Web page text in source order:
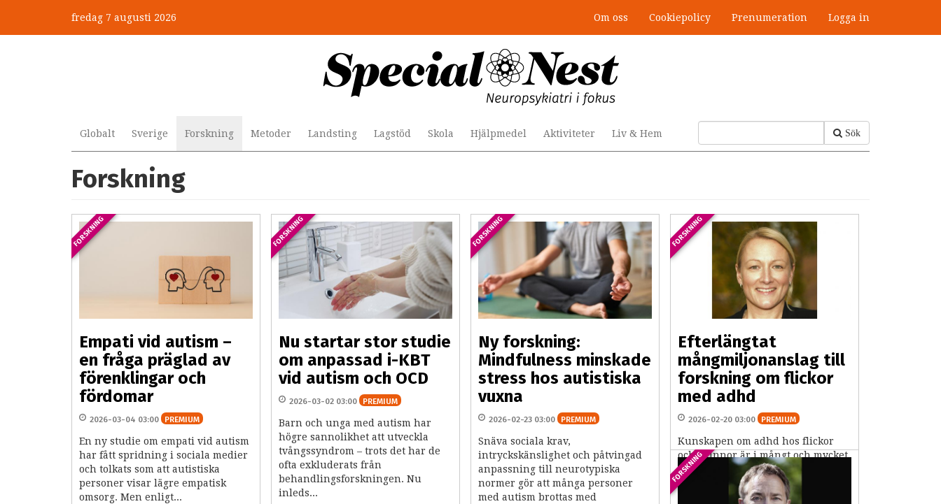
huvudinnehåll
fredag 7 augusti 2026 Om oss Cookiepolicy Prenumeration Logga in
Sök
Globalt Sverige Forskning Metoder Landsting Lagstöd Skola Hjälpmedel Aktiviteter Liv & Hem
Forskning
FORSKNING
Empati vid autism –
en fråga präglad av
förenklingar och
fördomar
2026-03-04 03:00 PREMIUM
En ny studie om empati vid autism
har fått spridning i sociala medier
och tolkats som att autistiska
personer visar lägre empatisk
omsorg. Men enligt...
FORSKNING
Nu startar stor studie
om anpassad i-KBT
vid autism och OCD
2026-03-02 03:00 PREMIUM
Barn och unga med autism har
högre sannolikhet att utveckla
tvångssyndrom – trots det har de
ofta exkluderats från
behandlingsforskningen. Nu
inleds...
FORSKNING
Ny forskning:
Mindfulness minskade
stress hos autistiska
vuxna
2026-02-23 03:00 PREMIUM
Snäva sociala krav,
intryckskänslighet och påtvingad
anpassning till neurotypiska
normer gör att många personer
med autism brottas med
FORSKNING
Efterlängtat
mångmiljonanslag till
forskning om flickor
med adhd
2026-02-20 03:00 PREMIUM
Kunskapen om adhd hos flickor
och kvinnor är i mångt och mycket
en blind fläck på en annars ganska
välfylld adhd-karta. Nu har en
forskargrupp ledd...
FORSKNING